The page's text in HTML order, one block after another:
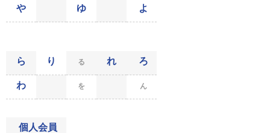
や ゆ よ
ら り る れ ろ
わ を ん
個人会員